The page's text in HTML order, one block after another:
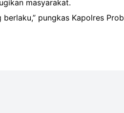
masyarakat.
pungkas Kapolres